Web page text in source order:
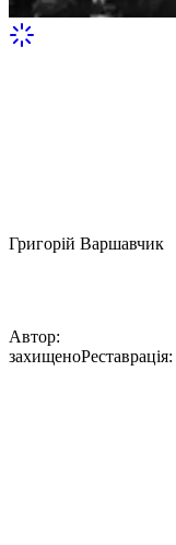
Григорій Варшавчик
Автор:
захищеноРеставрація: